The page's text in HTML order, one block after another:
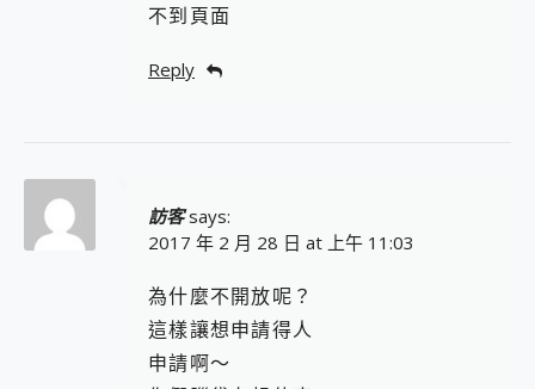
不到頁面
Reply
訪客 says:
2017 年 2 月 28 日 at 上午 11:03
為什麼不開放呢？
這樣讓想申請得人
申請啊～